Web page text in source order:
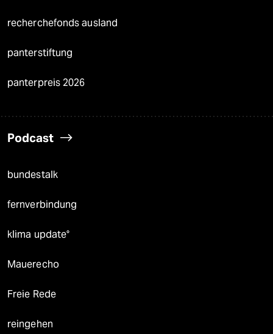
recherchefonds ausland
panterstiftung
panterpreis 2026
Podcast
bundestalk
fernverbindung
klima update°
Mauerecho
Freie Rede
reingehen